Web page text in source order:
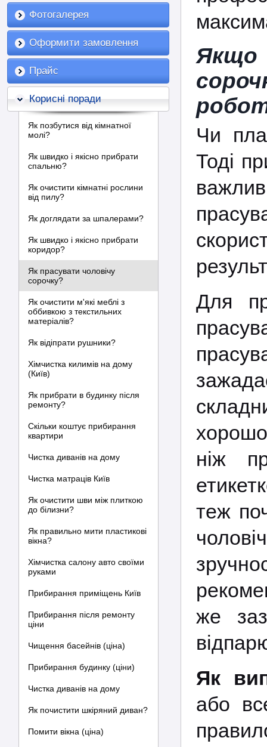
Фотогалерея
Оформити замовлення
Прайс
Корисні поради
Як позбутися від кімнатної
молі?
Як швидко і якісно прибрати
спальню?
Як очистити кімнатні рослини
від пилу?
Як доглядати за шпалерами?
Як швидко і якісно прибрати
коридор?
Як прасувати чоловічу
сорочку?
Як очистити м'які меблі з
оббивкою з текстильних
матеріалів?
Як відіпрати рушники?
Хімчистка килимів на дому
(Київ)
Як прибрати в будинку після
ремонту?
Скільки коштує прибирання
квартири
Чистка диванів на дому
Чистка матраців Київ
Як очистити шви між плиткою
до білизни?
Як правильно мити пластикові
вікна?
Хімчистка салону авто своїми
руками
Прибирання приміщень Київ
Прибирання після ремонту
ціни
Чищення басейнів (ціна)
Прибирання будинку (ціни)
Чистка диванів на дому
Як почистити шкіряний диван?
Помити вікна (ціна)
Якщо
Чи
Тоді
Для
ніж
теж
же
Як
або